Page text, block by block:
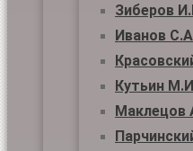
Зиберов
Иванов
Кутьин
Маклецов